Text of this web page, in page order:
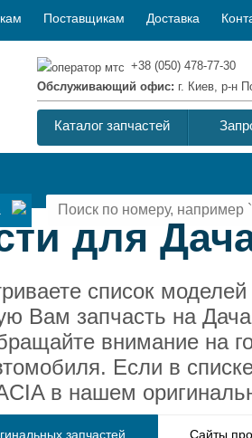
Поставщикам Доставка
+38 (050) 478-77-30
Обслуживающий офис: г. Киев, р-н
Каталог запчастей
для
список
Вам запчасть на
внимание на
Если в
в нашем
запчастей Сайты